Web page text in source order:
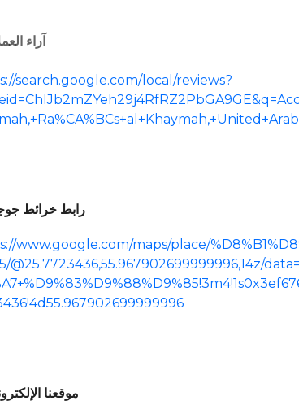
📝 آراء
search.google.com/local/reviews?
📍 رابط خرائط
www.google.com/maps/place/
@25.7723436,55.967902699999996,14z/
📱 موقعنا